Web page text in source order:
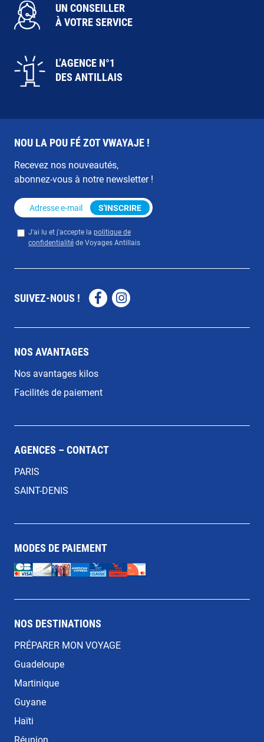
UN CONSEILLER
À VOTRE SERVICE
L’AGENCE N°1
DES ANTILLAIS
NOU LA POU FÉ ZOT VWAYAJE !
Recevez nos nouveautés,
abonnez-vous à notre newsletter !
Adresse e-mail *
Privacy *
J'ai lu et j'accepte la politique de
confidentialitéde Voyages Antillais
S'INSCRIRE
SUIVEZ-NOUS !
NOS AVANTAGES
Nos avantages kilos
Facilités de paiement
AGENCES – CONTACT
PARIS
SAINT-DENIS
MODES DE PAIEMENT
NOS DESTINATIONS
PRÉPARER MON VOYAGE
Guadeloupe
Martinique
Guyane
Haïti